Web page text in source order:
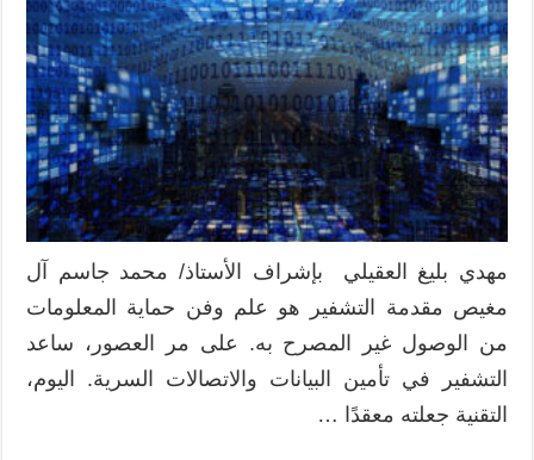
بين
الماضي
والحاضر
مغلقة
مهدي بليغ العقيلي بإشراف الأستاذ/ محمد جاسم آل
مغيص مقدمة التشفير هو علم وفن حماية المعلومات
من الوصول غير المصرح به. على مر العصور، ساعد
التشفير في تأمين البيانات والاتصالات السرية. اليوم،
التقنية جعلته معقدًا …